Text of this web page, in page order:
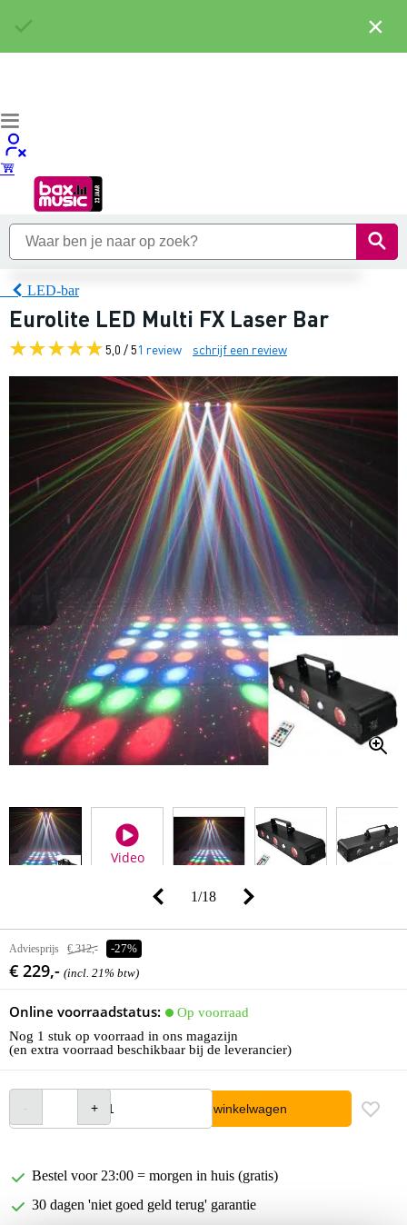
LED-bar
Eurolite LED Multi FX Laser Bar
5,0 / 51 review schrijf een review
Video
1/18
Adviesprijs € 312,- -27%
€ 229,- (incl. 21% btw)
Online voorraadstatus:
Op voorraad
Nog 1 stuk op voorraad in ons magazijn
(en extra voorraad beschikbaar bij de leverancier)
In winkelwagen
Bestel voor 23:00 = morgen in huis (gratis)
30 dagen 'niet goed geld terug' garantie
×